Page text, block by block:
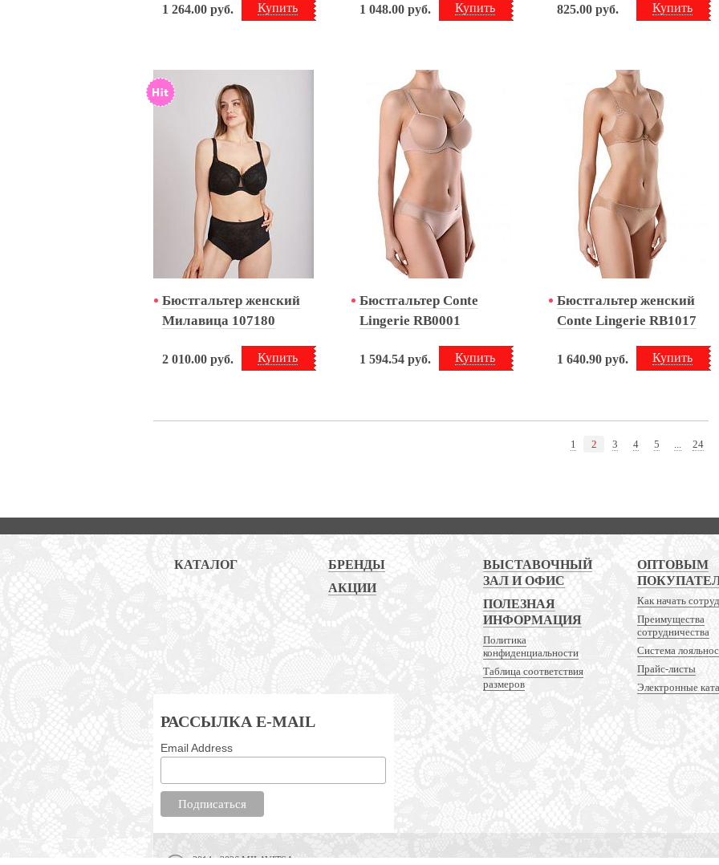
Купить
1 264.00 руб. Купить
1 048.00 руб. Купить
825.00 руб.
Бюстгальтер женский
Милавица 107180
Купить
2 010.00 руб.
Бюстгальтер Conte
Lingerie RB0001
Купить
1 594.54 руб.
Бюстгальтер женский
Conte Lingerie RB1017
Купить
1 640.90 руб.
1 2 3 4 5 ... 24
КАТАЛОГ
БРЕНДЫ
АКЦИИ
ВЫСТАВОЧНЫЙ
ЗАЛ И ОФИС
ПОЛЕЗНАЯ
ИНФОРМАЦИЯ
Политика
конфиденциальности
Таблица соответствия
размеров
ОПТОВЫМ
Как начать
Преимущества
сотрудничества
Система
Прайс-листы
Электронные
РАССЫЛКА E-MAIL
Email Address
2014 - 2026 MILAVITSA